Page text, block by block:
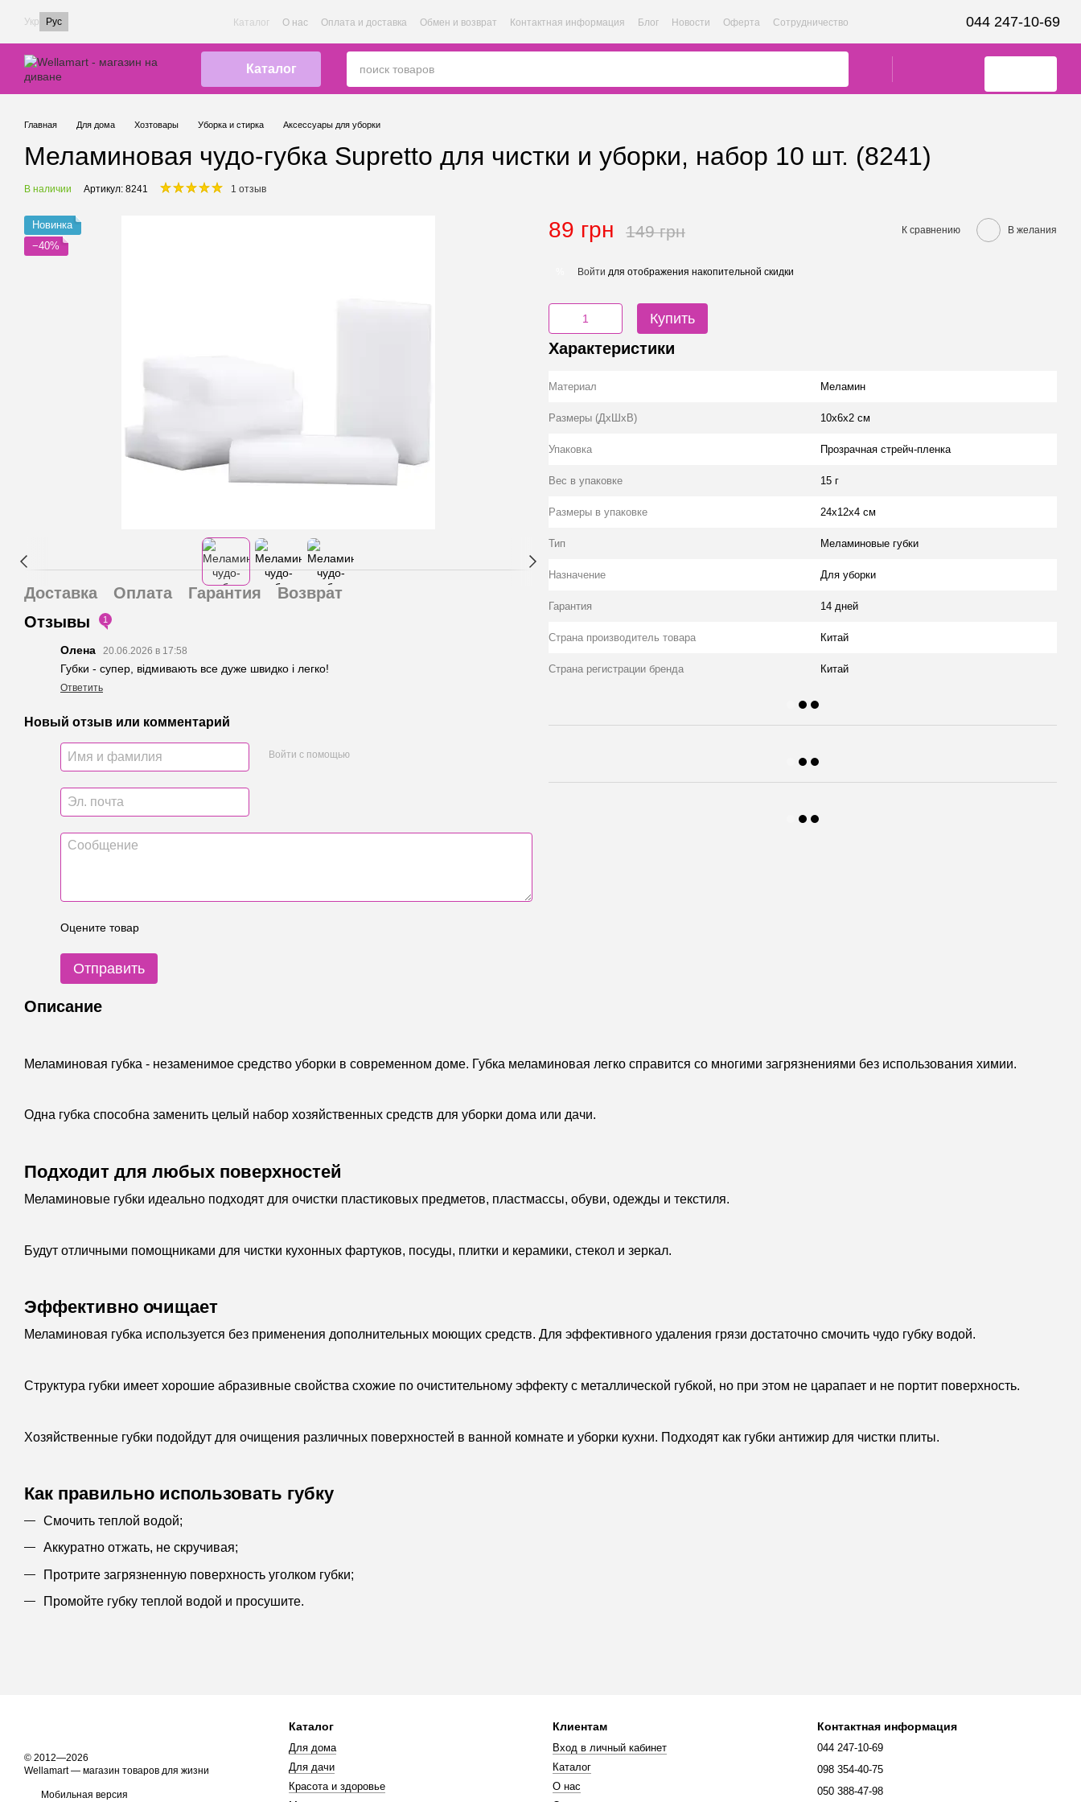
Перейти к основному контенту
Укр Рус Каталог О нас Оплата и доставка Обмен и возврат Контактная информация Блог Новости Оферта Сотрудничество 044 247-10-69
Каталог
Главная Для дома Хозтовары Уборка и стирка Аксессуары для уборки
Меламиновая чудо-губка Supretto для чистки и уборки, набор 10 шт. (8241)
В наличии Артикул: 8241 1 отзыв
Новинка
−40%
Доставка Оплата Гарантия
Возврат
Отзывы
1
Олена 20.06.2026 в 17:58
Губки - супер, відмивають все дуже швидко і легко!
Ответить
Новый отзыв или комментарий
Войти с помощью
Оцените товар
Отправить
89 грн 149 грн К сравнению В желания
Войти для отображения накопительной скидки
Купить
Характеристики
Материал Меламин
Размеры (ДхШхВ) 10х6х2 см
Упаковка Прозрачная стрейч-пленка
Вес в упаковке 15 г
Размеры в упаковке 24х12х4 см
Тип Меламиновые губки
Назначение Для уборки
Гарантия 14 дней
Страна производитель товара Китай
Страна регистрации бренда Китай
Описание
Меламиновая губка - незаменимое средство уборки в современном доме. Губка меламиновая легко справится со многими загрязнениями без использования химии.
Одна губка способна заменить целый набор хозяйственных средств для уборки дома или дачи.
Подходит для любых поверхностей
Меламиновые губки идеально подходят для очистки пластиковых предметов, пластмассы, обуви, одежды и текстиля.
Будут отличными помощниками для чистки кухонных фартуков, посуды, плитки и керамики, стекол и зеркал.
Эффективно очищает
Меламиновая губка используется без применения дополнительных моющих средств. Для эффективного удаления грязи достаточно смочить чудо губку водой.
Структура губки имеет хорошие абразивные свойства схожие по очистительному эффекту с металлической губкой, но при этом не царапает и не портит поверхность.
Хозяйственные губки подойдут для очищения различных поверхностей в ванной комнате и уборки кухни. Подходят как губки антижир для чистки плиты.
Как правильно использовать губку
Смочить теплой водой;
Аккуратно отжать, не скручивая;
Протрите загрязненную поверхность уголком губки;
Промойте губку теплой водой и просушите.
© 2012—2026
Wellamart — магазин товаров для жизни
Мобильная версия
Каталог
Для дома
Для дачи
Красота и здоровье
Клиентам
Вход в личный кабинет
Каталог
О нас
Контактная информация
044 247-10-69
098 354-40-75
050 388-47-98